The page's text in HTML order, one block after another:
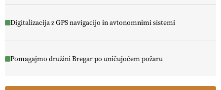
Digitalizacija z GPS navigacijo in avtonomnimi sistemi
Pomagajmo družini Bregar po uničujočem požaru